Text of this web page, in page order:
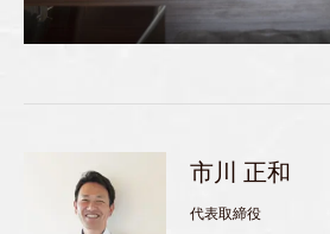
市川 正和
代表取締役